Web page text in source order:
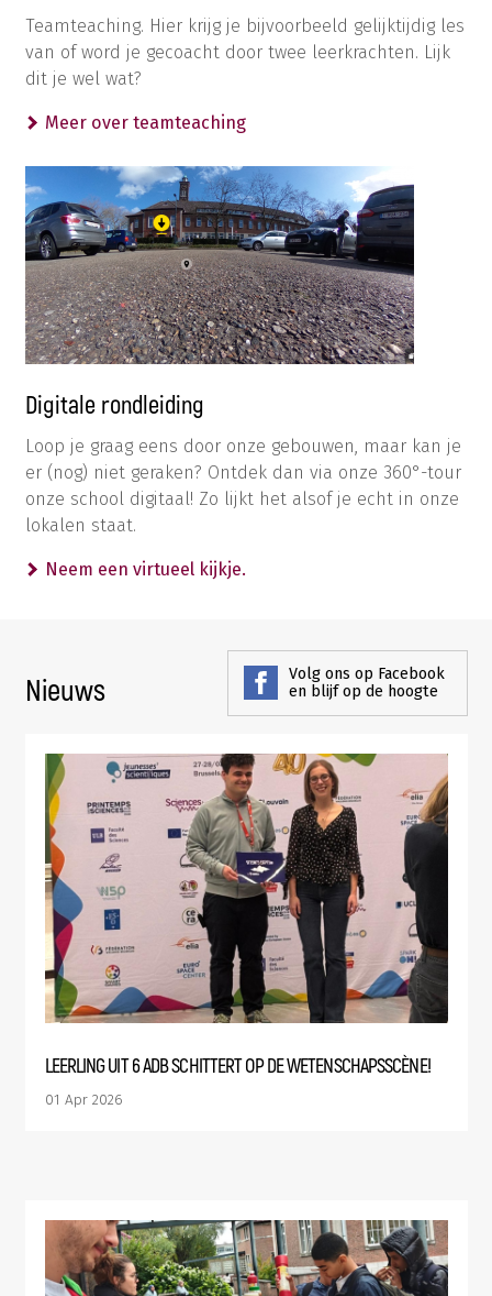
Teamteaching. Hier krijg je bijvoorbeeld gelijktijdig les
van of word je gecoacht door twee leerkrachten. Lijk
dit je wel wat?
Meer over teamteaching
Digitale rondleiding
Loop je graag eens door onze gebouwen, maar kan je
er (nog) niet geraken? Ontdek dan via onze 360°-tour
onze school digitaal! Zo lijkt het alsof je echt in onze
lokalen staat.
Neem een virtueel kijkje.
Nieuws
Volg ons op Facebook
en blijf op de hoogte
LEERLING UIT 6 ADB SCHITTERT OP DE WETENSCHAPSSCÈNE!
01 Apr 2026